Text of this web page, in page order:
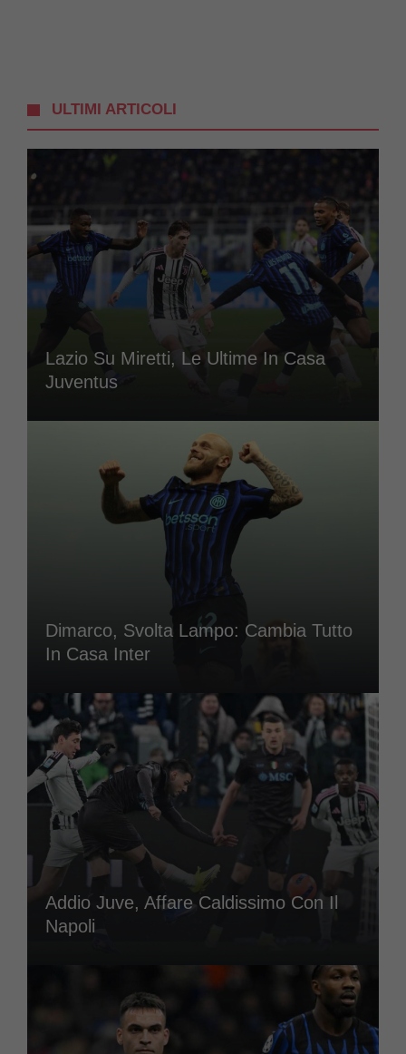
ULTIMI ARTICOLI
Lazio Su Miretti, Le Ultime In Casa
Juventus
Dimarco, Svolta Lampo: Cambia Tutto
In Casa Inter
Addio Juve, Affare Caldissimo Con Il
Napoli